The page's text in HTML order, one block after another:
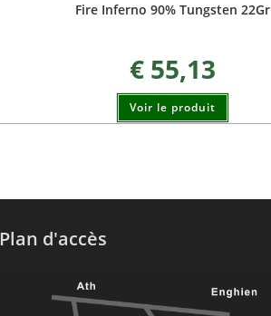
Fire Inferno 90% Tungsten 22Gr
€ 55,13
Voir le produit
Plan d'accès